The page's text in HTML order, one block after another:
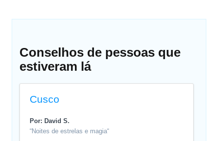
Conselhos de pessoas que
estiveram lá
Cusco
Por: David S.
“Noites de estrelas e magia“